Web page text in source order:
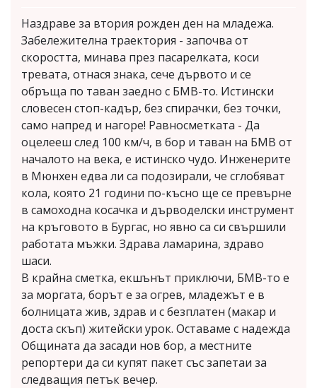
Наздраве за втория рожден ден на младежа.
Забележителна траектория - започва от
скоростта, минава през пасарелката, коси
тревата, отнася знака, сече дървото и се
обръща по таван заедно с БМВ-то. Истински
словесен стоп-кадър, без спирачки, без точки,
само напред и нагоре! Равносметката - Да
оцелееш след 100 км/ч, в бор и таван на БМВ от
началото на века, е истинско чудо. Инженерите
в Мюнхен едва ли са подозирали, че сглобяват
кола, която 21 години по-късно ще се превърне
в самоходна косачка и дърводелски инструмент
на кръговото в Бургас, но явно са си свършили
работата мъжки. Здрава ламарина, здраво
шаси.
В крайна сметка, екшънът приключи, БМВ-то е
за моргата, борът е за огрев, младежът е в
болницата жив, здрав и с безплатен (макар и
доста скъп) житейски урок. Оставаме с надежда
Общината да засади нов бор, а местните
репортери да си купят пакет със запетаи за
следващия петък вечер.